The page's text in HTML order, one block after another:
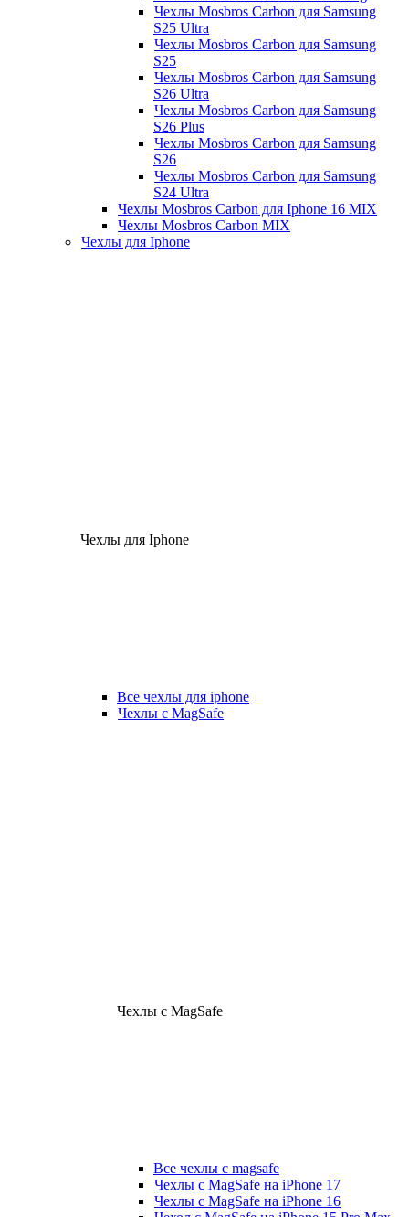
Чехлы Mosbros Carbon для Samsung
S25 Ultra
Чехлы Mosbros Carbon для Samsung
S25
Чехлы Mosbros Carbon для Samsung
S26 Ultra
Чехлы Mosbros Carbon для Samsung
S26 Plus
Чехлы Mosbros Carbon для Samsung
S26
Чехлы Mosbros Carbon для Samsung
S24 Ultra
Чехлы Mosbros Carbon для Iphone 16 MIX
Чехлы Mosbros Carbon MIX
Чехлы для Iphone
Чехлы для Iphone
Все чехлы для iphone
Чехлы с MagSafe
Чехлы с MagSafe
Все чехлы с magsafe
Чехлы с MagSafe на iPhone 17
Чехлы с MagSafe на iPhone 16